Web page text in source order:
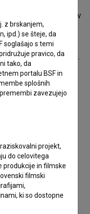
ki sta se rodila v
V nepojasnjenih
je usojeno, da
prebivalca v vasi.
Krištofom. Po
je bil njen
Odpri besedilo
z brskanjem,
ipd.) se šteje, da
soglašajo s temi
pravico, da
tako, da
portalu BSF in
splošnih
zavezujejo
projekt,
do celovitega
produkcije in filmske
filmski
ki so dostopne